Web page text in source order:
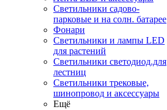
Светильники садово-
парковые и на солн. батарее
Фонари
Светильники и лампы LED
для растений
Светильники светодиод.для
лестниц
Светильники трековые,
шинопровод и аксессуары
Ещё